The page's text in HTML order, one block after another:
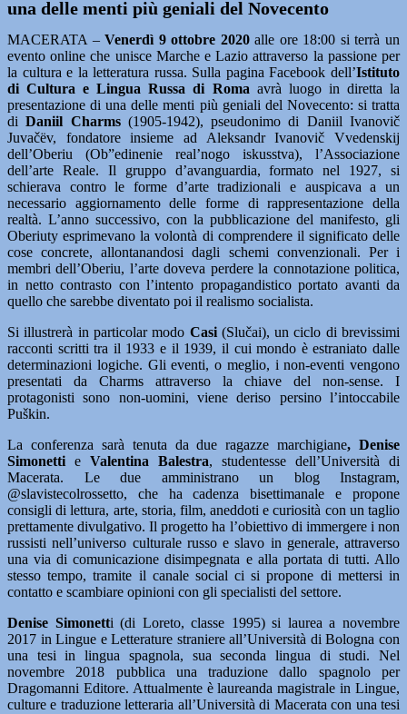
una delle menti più geniali del Novecento
MACERATA –Venerdì 9 ottobre 2020alle ore 18:00 si terrà un
evento online che unisce Marche e Lazio attraverso la passione per
la cultura e la letteratura russa. Sulla pagina Facebook dell’Istituto
di Cultura e Lingua Russa di Roma avrà luogo in diretta la
presentazione di una delle menti più geniali del Novecento: si tratta
diDaniil Charms(1905-1942), pseudonimo di Daniil Ivanovič
Juvačëv, fondatore insieme ad Aleksandr Ivanovič Vvedenskij
dell’Oberiu (Ob”edinenie real’nogo iskusstva), l’Associazione
dell’arte Reale. Il gruppo d’avanguardia, formato nel 1927, si
schierava contro le forme d’arte tradizionali e auspicava a un
necessario aggiornamento delle forme di rappresentazione della
realtà. L’anno successivo, con la pubblicazione del manifesto, gli
Oberiuty esprimevano la volontà di comprendere il significato delle
cose concrete, allontanandosi dagli schemi convenzionali. Per i
membri dell’Oberiu, l’arte doveva perdere la connotazione politica,
in netto contrasto con l’intento propagandistico portato avanti da
quello che sarebbe diventato poi il realismo socialista.
Si illustrerà in particolar modo Casi(Slučai), un ciclo di brevissimi
racconti scritti tra il 1933 e il 1939, il cui mondo è estraniato dalle
determinazioni logiche. Gli eventi, o meglio, i non-eventi vengono
presentati da Charms attraverso la chiave del non-sense. I
protagonisti sono non-uomini, viene deriso persino l’intoccabile
Puškin.
La conferenza sarà tenuta da due ragazze marchigiane, Denise
Simonetti e Valentina Balestra, studentesse dell’Università di
Macerata. Le due amministrano un blog Instagram,
@slavistecolrossetto, che ha cadenza bisettimanale e propone
consigli di lettura, arte, storia, film, aneddoti e curiosità con un taglio
prettamente divulgativo. Il progetto ha l’obiettivo di immergere i non
russisti nell’universo culturale russo e slavo in generale, attraverso
una via di comunicazione disimpegnata e alla portata di tutti. Allo
stesso tempo, tramite il canale social ci si propone di mettersi in
contatto e scambiare opinioni con gli specialisti del settore.
Denise Simonetti (di Loreto, classe 1995) si laurea a novembre
2017 in Lingue e Letterature straniere all’Università di Bologna con
una tesi in lingua spagnola, sua seconda lingua di studi. Nel
novembre 2018 pubblica una traduzione dallo spagnolo per
Dragomanni Editore. Attualmente è laureanda magistrale in Lingue,
culture e traduzione letteraria all’Università di Macerata con una tesi